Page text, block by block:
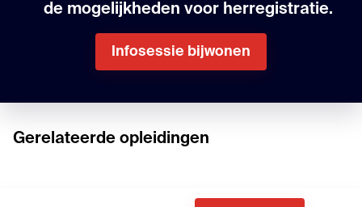
de mogelijkheden voor herregistratie.
Infosessie bijwonen
Gerelateerde opleidingen